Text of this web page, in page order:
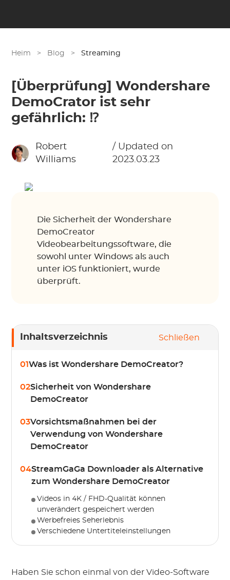
Heim > Blog > Streaming
[Überprüfung] Wondershare
DemoCrator ist sehr
gefährlich: ⁉︎
Robert
Williams
/ Updated on
2023.03.23
Die Sicherheit der Wondershare
DemoCreator
Videobearbeitungssoftware, die
sowohl unter Windows als auch
unter iOS funktioniert, wurde
überprüft.
Inhaltsverzeichnis Schließen
01Was ist Wondershare DemoCreator?
02Sicherheit von Wondershare
DemoCreator
03Vorsichtsmaßnahmen bei der
Verwendung von Wondershare
DemoCreator
04StreamGaGa Downloader als Alternative
zum Wondershare DemoCreator
Videos in 4K / FHD-Qualität können
unverändert gespeichert werden
Werbefreies Seherlebnis
Verschiedene Untertiteleinstellungen
Haben Sie schon einmal von der Video-Software